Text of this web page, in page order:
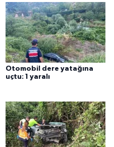
Otomobil dere yatağına
uçtu: 1 yaralı